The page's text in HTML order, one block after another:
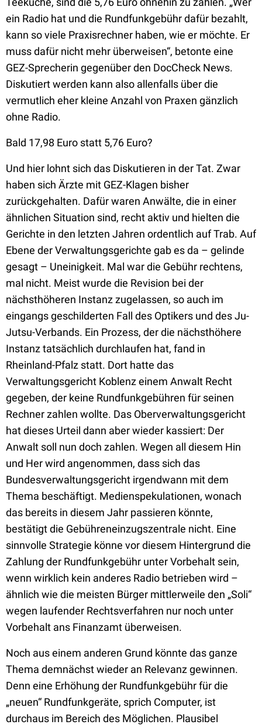
ein Radio hat und die Rundfunkgebühr dafür bezahlt,
kann so viele Praxisrechner haben, wie er möchte. Er
muss dafür nicht mehr überweisen“, betonte eine
GEZ-Sprecherin gegenüber den DocCheck News.
Diskutiert werden kann also allenfalls über die
vermutlich eher kleine Anzahl von Praxen gänzlich
ohne Radio.
Bald 17,98 Euro statt 5,76 Euro?
Und hier lohnt sich das Diskutieren in der Tat. Zwar
haben sich Ärzte mit GEZ-Klagen bisher
zurückgehalten. Dafür waren Anwälte, die in einer
ähnlichen Situation sind, recht aktiv und hielten die
Gerichte in den letzten Jahren ordentlich auf Trab. Auf
Ebene der Verwaltungsgerichte gab es da – gelinde
gesagt – Uneinigkeit. Mal war die Gebühr rechtens,
mal nicht. Meist wurde die Revision bei der
nächsthöheren Instanz zugelassen, so auch im
eingangs geschilderten Fall des Optikers und des Ju-
Jutsu-Verbands. Ein Prozess, der die nächsthöhere
Instanz tatsächlich durchlaufen hat, fand in
Rheinland-Pfalz statt. Dort hatte das
Verwaltungsgericht Koblenz einem Anwalt Recht
gegeben, der keine Rundfunkgebühren für seinen
Rechner zahlen wollte. Das Oberverwaltungsgericht
hat dieses Urteil dann aber wieder kassiert: Der
Anwalt soll nun doch zahlen. Wegen all diesem Hin
und Her wird angenommen, dass sich das
Bundesverwaltungsgericht irgendwann mit dem
Thema beschäftigt. Medienspekulationen, wonach
das bereits in diesem Jahr passieren könnte,
bestätigt die Gebühreneinzugszentrale nicht. Eine
sinnvolle Strategie könne vor diesem Hintergrund die
Zahlung der Rundfunkgebühr unter Vorbehalt sein,
wenn wirklich kein anderes Radio betrieben wird –
ähnlich wie die meisten Bürger mittlerweile den „Soli“
wegen laufender Rechtsverfahren nur noch unter
Vorbehalt ans Finanzamt überweisen.
Noch aus einem anderen Grund könnte das ganze
Thema demnächst wieder an Relevanz gewinnen.
Denn eine Erhöhung der Rundfunkgebühr für die
„neuen“ Rundfunkgeräte, sprich Computer, ist
durchaus im Bereich des Möglichen. Plausibel